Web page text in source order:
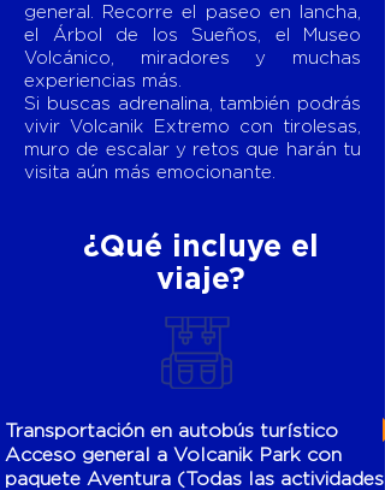
general. Recorre el paseo en lancha,
el Árbol de los Sueños, el Museo
Volcánico, miradores y muchas
experiencias más.
Si buscas adrenalina, también podrás
vivir Volcanik Extremo con tirolesas,
muro de escalar y retos que harán tu
visita aún más emocionante.
¿Qué incluye el
viaje?
Transportación en autobús turístico
Acceso general a Volcanik Park con
paquete Aventura (Todas las actividades